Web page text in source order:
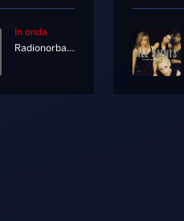
In onda
Radionorba News